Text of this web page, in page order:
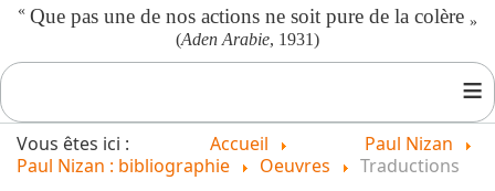
« Que pas une de nos actions ne soit pure de la colère »
(Aden Arabie, 1931)
≡
Vous êtes ici : Accueil
Paul Nizan
Paul Nizan : bibliographie
Oeuvres Traductions